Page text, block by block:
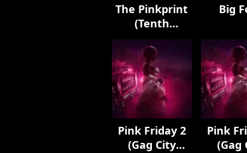
The Pinkprint
(Tenth
Anniversary
Edition)
Big
Pink Friday 2
(Gag City
Pink
(Gag